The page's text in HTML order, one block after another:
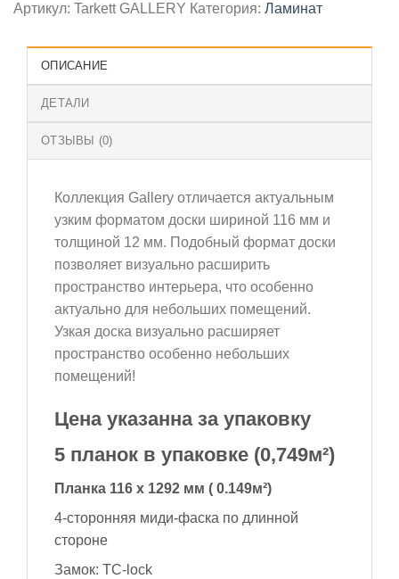
Артикул: Tarkett GALLERY Категория: Ламинат
ОПИСАНИЕ
ДЕТАЛИ
ОТЗЫВЫ (0)
Коллекция Gallery отличается актуальным
узким форматом доски шириной 116 мм и
толщиной 12 мм. Подобный формат доски
позволяет визуально расширить
пространство интерьера, что особенно
актуально для небольших помещений.
Узкая доска визуально расширяет
пространство особенно небольших
помещений!
Цена указанна за упаковку
5 планок в упаковке (0,749м²)
Планка 116 x 1292 мм ( 0.149м²)
4-сторонняя миди-фаска по длинной
стороне
Замок: TC-lock